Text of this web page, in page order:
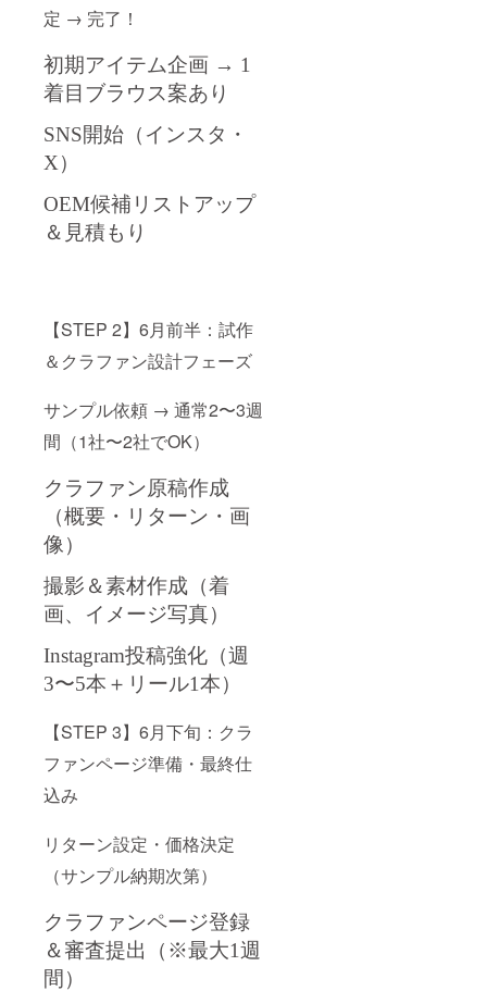
定 → 完了！
初期アイテム企画 → 1
着目ブラウス案あり
SNS開始（インスタ・
X）
OEM候補リストアップ
＆見積もり
【STEP 2】6月前半：試作
＆クラファン設計フェーズ
サンプル依頼 → 通常2〜3週
間（1社〜2社でOK）
クラファン原稿作成
（概要・リターン・画
像）
撮影＆素材作成（着
画、イメージ写真）
Instagram投稿強化（週
3〜5本＋リール1本）
【STEP 3】6月下旬：クラ
ファンページ準備・最終仕
込み
リターン設定・価格決定
（サンプル納期次第）
クラファンページ登録
＆審査提出（※最大1週
間）